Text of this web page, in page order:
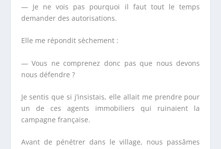
— Je ne vois pas pourquoi il faut tout le temps
demander des autorisations.
Elle me répondit sèchement :
— Vous ne comprenez donc pas que nous devons
nous défendre ?
Je sentis que si j’insistais, elle allait me prendre pour
un de ces agents immobiliers qui ruinaient la
campagne française.
Avant de pénétrer dans le village, nous passâmes